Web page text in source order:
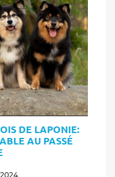
DE LAPONIE:
AU PASSÉ